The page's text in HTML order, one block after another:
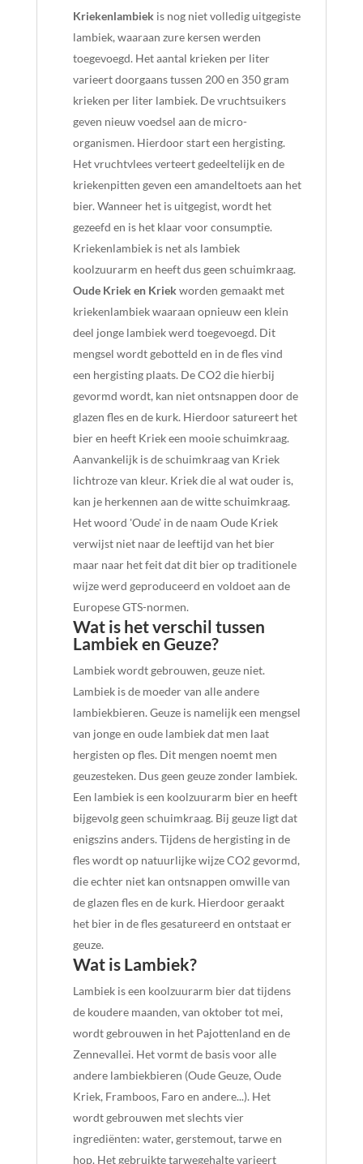
Kriekenlambiek is nog niet volledig uitgegiste
lambiek, waaraan zure kersen werden
toegevoegd. Het aantal krieken per liter
varieert doorgaans tussen 200 en 350 gram
krieken per liter lambiek. De vruchtsuikers
geven nieuw voedsel aan de micro-
organismen. Hierdoor start een hergisting.
Het vruchtvlees verteert gedeeltelijk en de
kriekenpitten geven een amandeltoets aan het
bier. Wanneer het is uitgegist, wordt het
gezeefd en is het klaar voor consumptie.
Kriekenlambiek is net als lambiek
koolzuurarm en heeft dus geen schuimkraag.
Oude Kriek en Kriek worden gemaakt met
kriekenlambiek waaraan opnieuw een klein
deel jonge lambiek werd toegevoegd. Dit
mengsel wordt gebotteld en in de fles vind
een hergisting plaats. De CO2 die hierbij
gevormd wordt, kan niet ontsnappen door de
glazen fles en de kurk. Hierdoor satureert het
bier en heeft Kriek een mooie schuimkraag.
Aanvankelijk is de schuimkraag van Kriek
lichtroze van kleur. Kriek die al wat ouder is,
kan je herkennen aan de witte schuimkraag.
Het woord 'Oude' in de naam Oude Kriek
verwijst niet naar de leeftijd van het bier
maar naar het feit dat dit bier op traditionele
wijze werd geproduceerd en voldoet aan de
Europese GTS-normen.
Wat is het verschil tussen
Lambiek en Geuze?
Lambiek wordt gebrouwen, geuze niet.
Lambiek is de moeder van alle andere
lambiekbieren. Geuze is namelijk een mengsel
van jonge en oude lambiek dat men laat
hergisten op fles. Dit mengen noemt men
geuzesteken. Dus geen geuze zonder lambiek.
Een lambiek is een koolzuurarm bier en heeft
bijgevolg geen schuimkraag. Bij geuze ligt dat
enigszins anders. Tijdens de hergisting in de
fles wordt op natuurlijke wijze CO2 gevormd,
die echter niet kan ontsnappen omwille van
de glazen fles en de kurk. Hierdoor geraakt
het bier in de fles gesatureerd en ontstaat er
geuze.
Wat is Lambiek?
Lambiek is een koolzuurarm bier dat tijdens
de koudere maanden, van oktober tot mei,
wordt gebrouwen in het Pajottenland en de
Zennevallei. Het vormt de basis voor alle
andere lambiekbieren (Oude Geuze, Oude
Kriek, Framboos, Faro en andere...). Het
wordt gebrouwen met slechts vier
ingrediënten: water, gerstemout, tarwe en
hop. Het gebruikte tarwegehalte varieert